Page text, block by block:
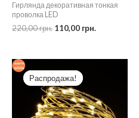
Гирлянда декоративная тонкая
проволка LED
220,00грн. Первоначальная
220,00 грн..
110,00 грн.Текущая
Распродажа!
Распродажа!